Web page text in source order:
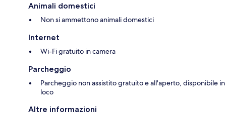
Animali domestici
Non si ammettono animali domestici
Internet
Wi-Fi gratuito in camera
Parcheggio
Parcheggio non assistito gratuito e all'aperto, disponibile in
loco
Altre informazioni